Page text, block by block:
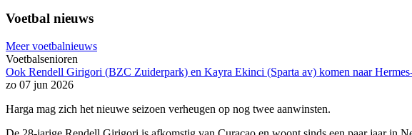
Voetbal nieuws
Meer voetbalnieuws
Voetbalsenioren
Ook Rendell Girigori (BZC Zuiderpark) en Kayra Ekinci (Sparta av) komen naar
zo 07 jun 2026
Harga mag zich het nieuwe seizoen verheugen op nog twee aanwinsten.